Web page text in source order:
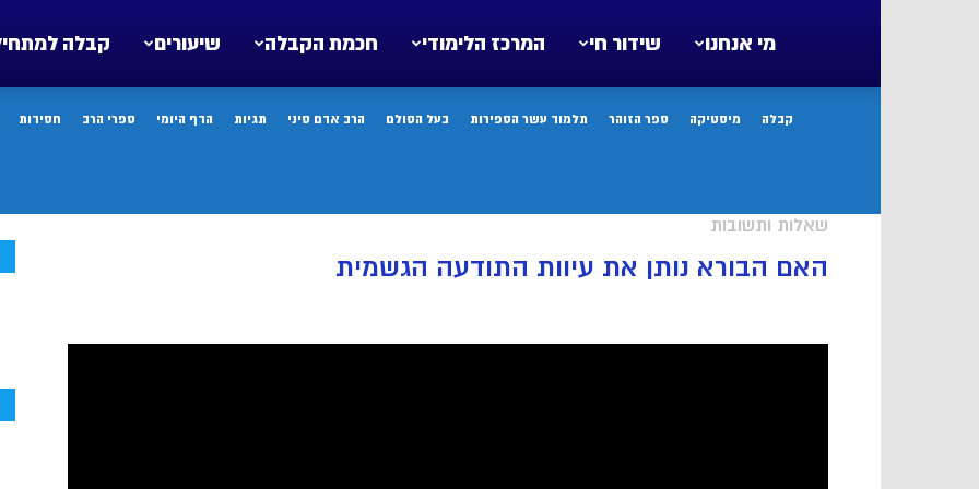
קבלה שיעורים חכמת הקבלה המרכז הלימודי שידור חי מי אנחנו
קבלה מיסטיקה ספר הזוהר תלמוד עשר הספירות בעל הסולם הרב אדם סיני תגיות הדף היומי ספרי הרב חסידות
שאלות ותשובות
האם הבורא נותן את עיוות התודעה הגשמית